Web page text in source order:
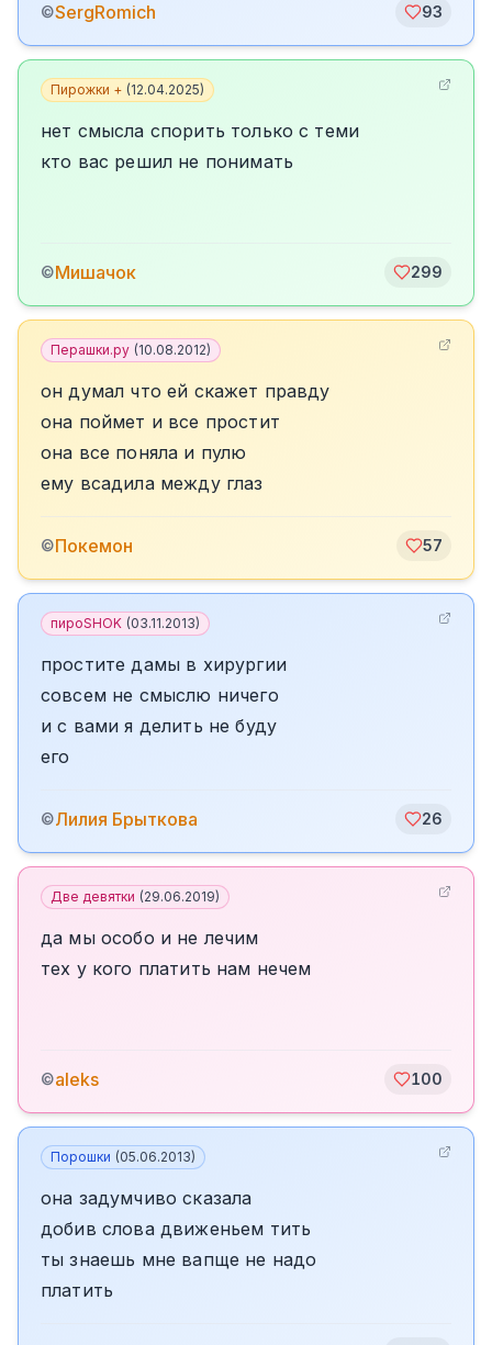
©SergRomich 93
Пирожки + (12.04.2025)
нет смысла спорить только с теми
кто вас решил не понимать
©Мишачок 299
Перашки.ру (10.08.2012)
он думал что ей скажет правду
она поймет и все простит
она все поняла и пулю
ему всадила между глаз
©Покемон 57
пироSHOK (03.11.2013)
простите дамы в хирургии
совсем не смыслю ничего
и с вами я делить не буду
его
©Лилия Брыткова 26
Две девятки (29.06.2019)
да мы особо и не лечим
тех у кого платить нам нечем
©aleks 100
Порошки (05.06.2013)
она задумчиво сказала
добив слова движеньем тить
ты знаешь мне вапще не надо
платить